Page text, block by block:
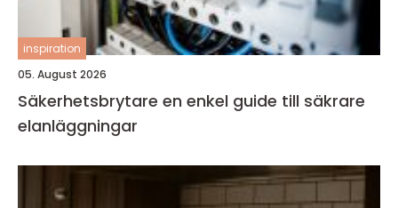
inspiration
05. August 2026
Säkerhetsbrytare en enkel guide till säkrare
elanläggningar